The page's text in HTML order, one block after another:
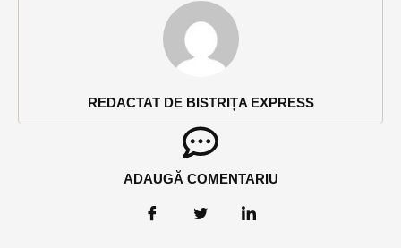
REDACTAT DE BISTRIȚA EXPRESS
ADAUGĂ COMENTARIU